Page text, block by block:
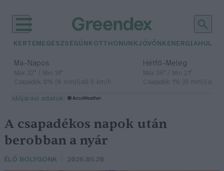
KERTEM EGÉSZSÉGÜNK OTTHONUNKJÖVŐNK ENERGIA
Ma– Napos
Max 32° / Min 18°
Csapadék: 0% (0 mm)Szél: 6 km/h
Hétfő– Meleg
Max 36° / Min 21°
Csapadék: 1% (0 mm)Szél: 7
időjárási adatok:
A csapadékos napok után
berobban a nyár
ÉLŐ BOLYGÓNK 2026.05.20